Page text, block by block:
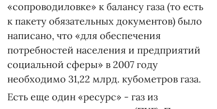
«сопроводиловке» к балансу газа (то есть
к пакету обязательных документов) было
написано, что «для обеспечения
потребностей населения и предприятий
социальной сферы» в 2007 году
необходимо 31,22 млрд. кубометров газа.
Есть еще один «ресурс» - газ из